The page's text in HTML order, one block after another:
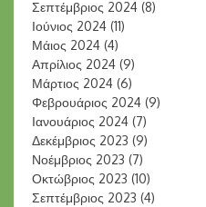
Σεπτέμβριος 2024 (8)
Ιούνιος 2024 (11)
Μάιος 2024 (4)
Απρίλιος 2024 (9)
Μάρτιος 2024 (6)
Φεβρουάριος 2024 (9)
Ιανουάριος 2024 (7)
Δεκέμβριος 2023 (9)
Νοέμβριος 2023 (7)
Οκτώβριος 2023 (10)
Σεπτέμβριος 2023 (4)